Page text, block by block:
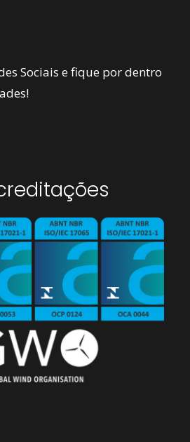
Sociais e fique por dentro